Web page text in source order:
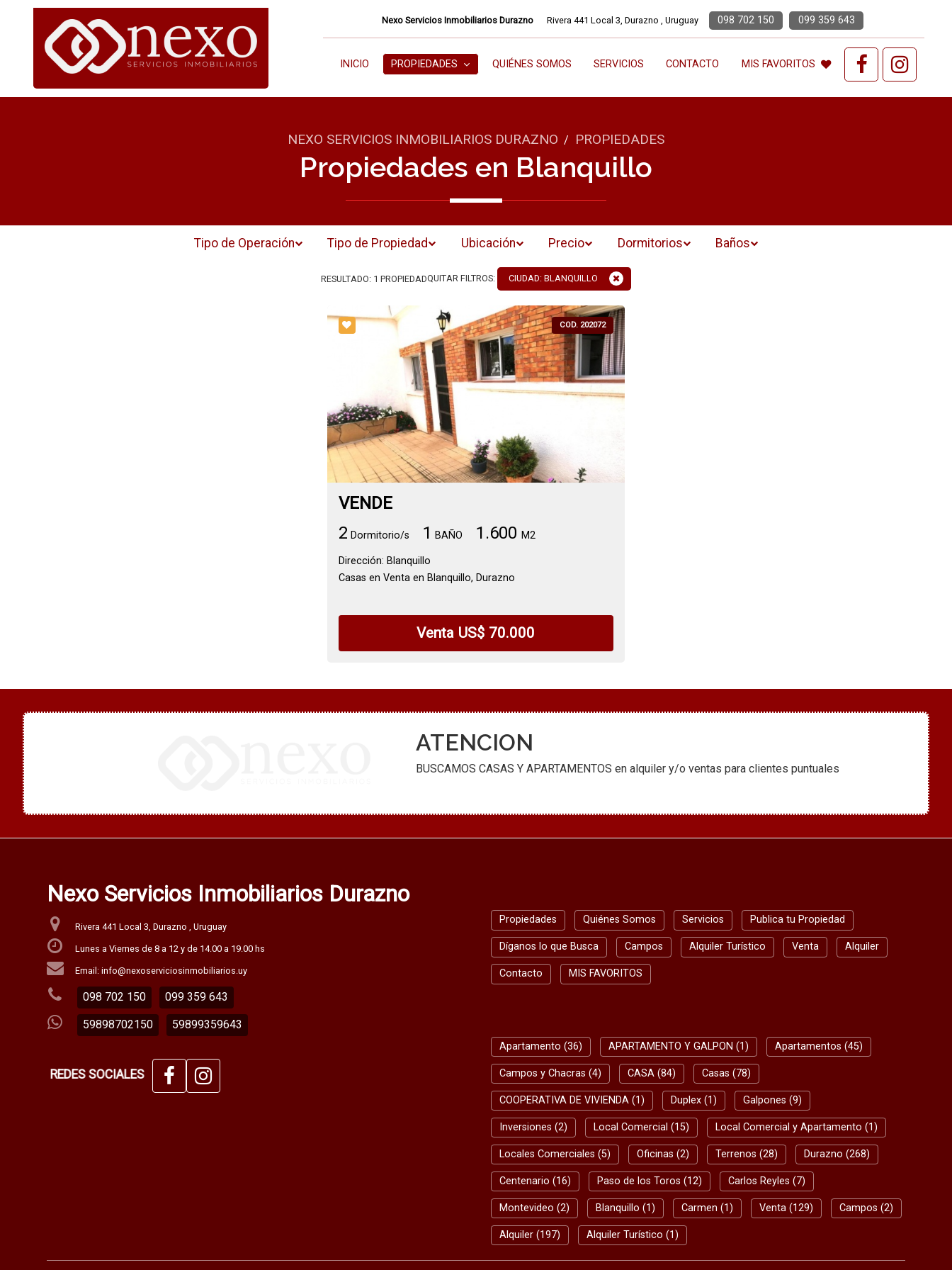
Nexo Servicios Inmobiliarios Durazno Rivera 441 Local 3, Durazno , Uruguay 098 702 150 099 359 643
INICIO PROPIEDADES QUIÉNES SOMOS SERVICIOS CONTACTO MIS FAVORITOS
NEXO SERVICIOS INMOBILIARIOS DURAZNO / PROPIEDADES
Propiedades en Blanquillo
Tipo de Operación Tipo de Propiedad Ubicación Precio Dormitorios Baños
RESULTADO: 1 PROPIEDADQUITAR FILTROS: CIUDAD: BLANQUILLO
COD. 202072
VENDE
2 Dormitorio/s 1 BAÑO 1.600M2
Dirección: Blanquillo
Casas en Venta en Blanquillo, Durazno
Venta US$ 70.000
ATENCION
BUSCAMOS CASAS Y APARTAMENTOS en alquiler y/o ventas para clientes puntuales
Nexo Servicios Inmobiliarios Durazno
Rivera 441 Local 3, Durazno , Uruguay
Lunes a Viernes de 8 a 12 y de 14.00 a 19.00 hs
Email: info@nexoserviciosinmobiliarios.uy
098 702 150 099 359 643
59898702150 59899359643
REDES SOCIALES
Propiedades Quiénes Somos Servicios Publica tu Propiedad
Díganos lo que Busca Campos Alquiler Turístico Venta Alquiler
Contacto MIS FAVORITOS
Apartamento (36) APARTAMENTO Y GALPON (1) Apartamentos (45)
Campos y Chacras (4) CASA (84) Casas (78)
COOPERATIVA DE VIVIENDA (1) Duplex (1) Galpones (9)
Inversiones (2) Local Comercial (15) Local Comercial y Apartamento (1)
Locales Comerciales (5) Oficinas (2) Terrenos (28) Durazno (268)
Centenario (16) Paso de los Toros (12) Carlos Reyles (7)
Montevideo (2) Blanquillo (1) Carmen (1) Venta (129) Campos (2)
Alquiler (197) Alquiler Turístico (1)